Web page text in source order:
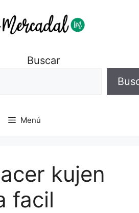
Buscar
Menú
kujen
facil